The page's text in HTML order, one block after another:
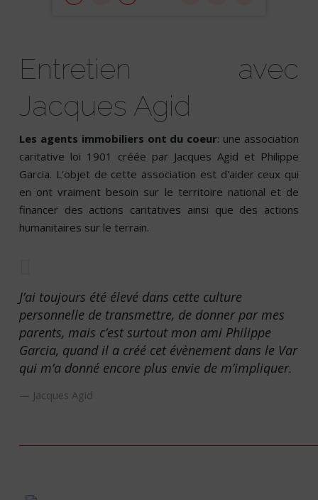
Entretien avec
Jacques Agid
Les agents immobiliers ont du coeur: une association
caritative loi 1901 créée par Jacques Agid et Philippe
Garcia. L'objet de cette association est d'aider ceux qui
en ont vraiment besoin sur le territoire national et de
financer des actions caritatives ainsi que des actions
humanitaires sur le terrain.
J’ai toujours été élevé dans cette culture
personnelle de transmettre, de donner par mes
parents, mais c’est surtout mon ami Philippe
Garcia, quand il a créé cet évènement dans le Var
qui m’a donné encore plus envie de m’impliquer.
Jacques Agid